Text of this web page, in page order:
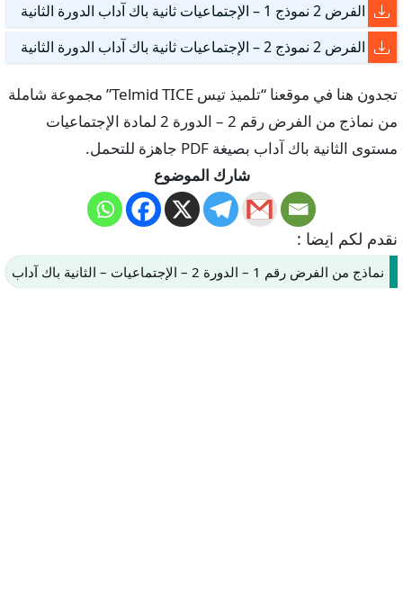
الفرض 2 نموذج 1 – الإجتماعيات ثانية باك آداب الدورة الثانية
الفرض 2 نموذج 2 – الإجتماعيات ثانية باك آداب الدورة الثانية
تجدون هنا في موقعنا “تلميذ تيس Telmid TICE” مجموعة شاملة
من نماذج من الفرض رقم 2 – الدورة 2 لمادة الإجتماعيات
مستوى الثانية باك آداب بصيغة PDF جاهزة للتحمل.
شارك الموضوع
نقدم لكم ايضا :
نماذج من الفرض رقم 1 – الدورة 2 – الإجتماعيات – الثانية باك آداب